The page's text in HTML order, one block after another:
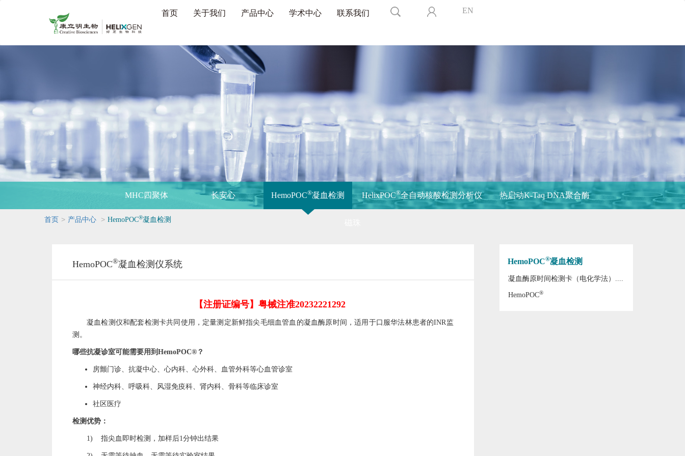
首页 关于我们 产品中心 学术中心 联系我们 EN
MHC四聚体 长安心 HemoPOC®凝血检测 HelixPOC®全自动核酸检测分析仪 热启动K-Taq DNA聚合酶
首页 > 产品中心 > HemoPOC®凝血检测
HemoPOC®凝血检测仪系统
【注册证编号】粤械注准20232221292
凝血检测仪和配套检测卡共同使用，定量测定新鲜指尖毛细血管血的凝血酶原时间，适用于口服华法林患者的INR监
测。
哪些抗凝诊室可能需要用到 HemoPOC® ？
房颤门诊、抗凝中心、心内科、心外科、血管外科等心血管诊室
神经内科、呼吸科、风湿免疫科、肾内科、骨科等临床诊室
社区医疗
检测优势：
1) 指尖血即时检测，加样后1分钟出结果
HemoPOC®凝血检测
凝血酶原时间检测卡（电化学法）....
HemoPOC®